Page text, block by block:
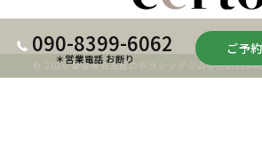
090-8399-6062
＊営業電話 お断り
ご予
© 2026 愛知県名古屋のボクシングジムならcerto